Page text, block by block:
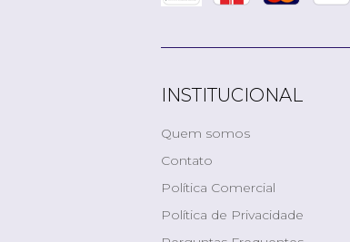
INSTITUCIONAL
Quem somos
Contato
Política Comercial
Política de Privacidade